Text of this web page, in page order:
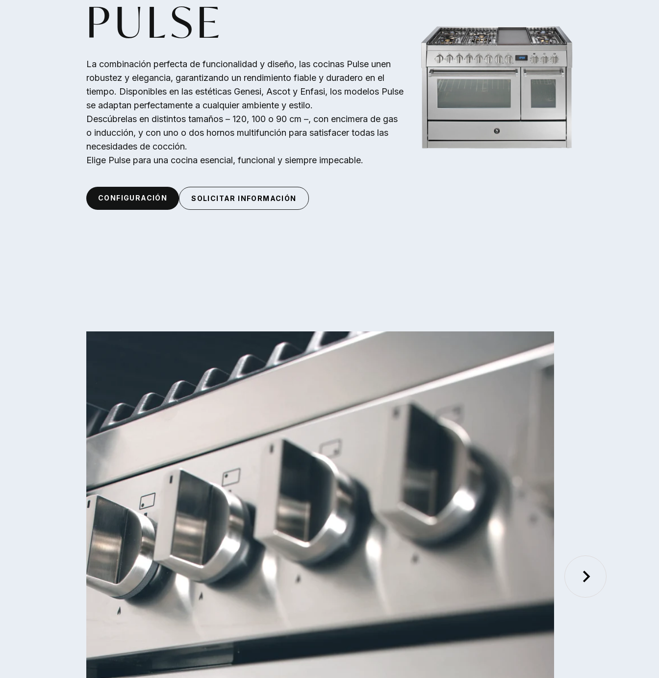
PULSE
La combinación perfecta de funcionalidad y diseño, las cocinas Pulse unen
robustez y elegancia, garantizando un rendimiento fiable y duradero en el
tiempo. Disponibles en las estéticas Genesi, Ascot y Enfasi, los modelos Pulse
se adaptan perfectamente a cualquier ambiente y estilo.
Descúbrelas en distintos tamaños – 120, 100 o 90 cm –, con encimera de gas
o inducción, y con uno o dos hornos multifunción para satisfacer todas las
necesidades de cocción.
Elige Pulse para una cocina esencial, funcional y siempre impecable.
CONFIGURACIÓN SOLICITAR INFORMACIÓN